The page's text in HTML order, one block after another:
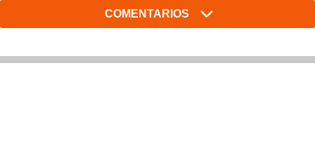
COMENTARIOS